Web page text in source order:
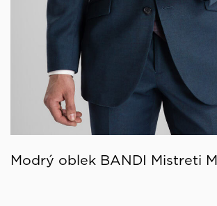
Modrý oblek BANDI Mistreti